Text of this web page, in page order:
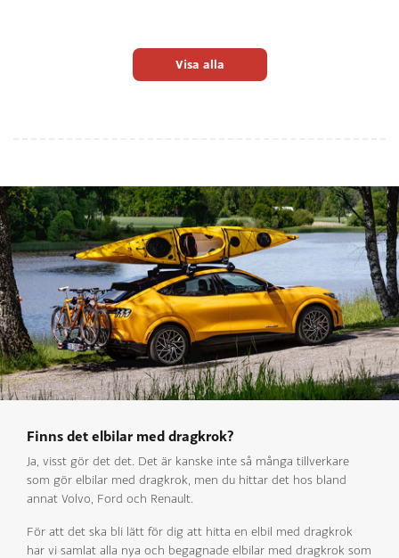
Visa alla
Finns det elbilar med dragkrok?
Ja, visst gör det det. Det är kanske inte så många tillverkare
som gör elbilar med dragkrok, men du hittar det hos bland
annat Volvo, Ford och Renault.
För att det ska bli lätt för dig att hitta en elbil med dragkrok
har vi samlat alla nya och begagnade elbilar med dragkrok som